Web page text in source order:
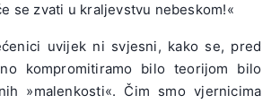
se zvati u kraljevstvu nebeskom!«
uvijek ni svjesni, kako se, pred
kompromitiramo bilo teorijom bilo
»malenkosti«. Čim smo vjernicima